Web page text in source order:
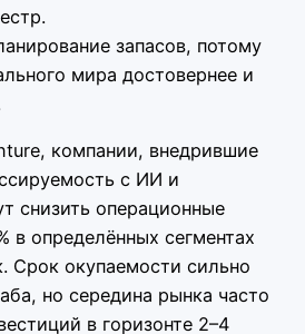
запасов, потому
мира достовернее и
компании, внедрившие
с ИИ и
снизить операционные
в определённых сегментах
Срок окупаемости сильно
но середина рынка часто
в горизонте 2–4